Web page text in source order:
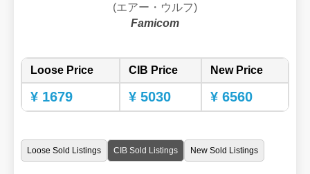
(エアー・ウルフ)
Famicom
Loose Price CIB Price New Price
¥ 1679 ¥ 5030 ¥ 6560
Loose Sold Listings CIB Sold Listings New Sold Listings